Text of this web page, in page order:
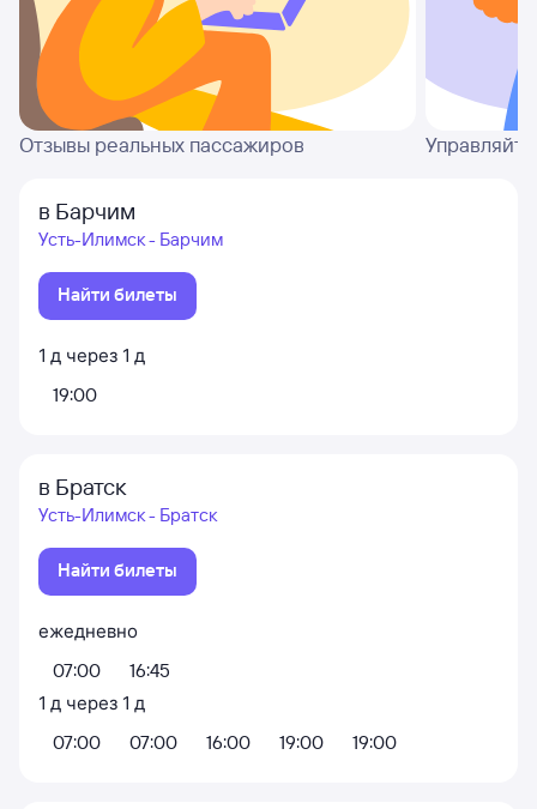
Отзывы реальных пассажиров
в Барчим
Усть-Илимск - Барчим
Найти билеты
1 д через 1 д
19:00
в Братск
Усть-Илимск - Братск
Найти билеты
ежедневно
07:00
16:45
1 д через 1 д
07:00
07:00 16:00 19:00 19:00